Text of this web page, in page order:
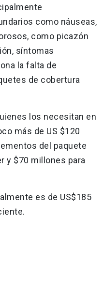
como náuseas,
como picazón
síntomas
la falta de
de cobertura
los necesitan en
más de US $120
del paquete
y $70 millones para
es de US$185